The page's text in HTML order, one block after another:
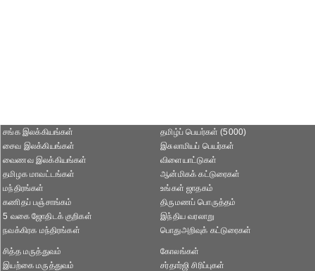
சங்க இலக்கியங்கள்
சைவ இலக்கியங்கள்
வைணவ இலக்கியங்கள்
தமிழக மாவட்டங்கள்
தமிழ்ப் பெயர்கள் (5000)
இசுலாமியப் பெயர்கள்
விளையாட்டுகள்
ஆன்மிகக் கட்டுரைகள்
மந்திரங்கள்
கணிதப் பஞ்சாங்கம்
5 வகை ஜோதிடக் குறிகள்
நவக்கிரக மந்திரங்கள்
உங்கள் ஜாதகம்
திருமணப் பொருத்தம்
இந்திய வரலாறு
பொதுஅறிவுக் கட்டுரைகள்
சித்த மருத்துவம்
இயற்கை மருத்துவம்
கோலங்கள்
சர்தார்ஜி சிரிப்புகள்